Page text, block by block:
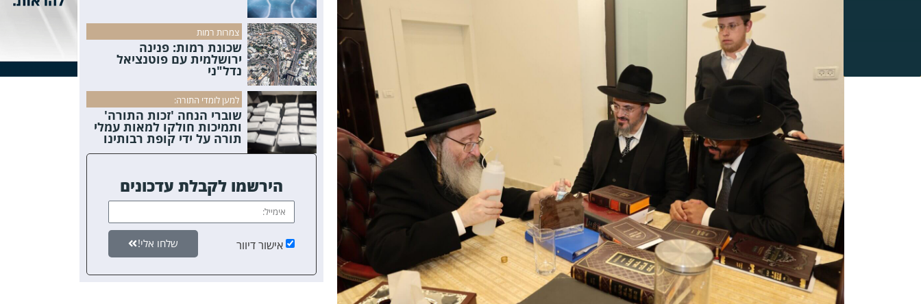
צמרות רמות
שכונת רמות: פנינה
ירושלמית עם פוטנציאל
נדל"ני
למען לומדי התורה:
שוברי הנחה 'זכות התורה'
ותמיכות חולקו למאות עמלי
תורה על ידי קופת רבותינו
הירשמו לקבלת עדכונים
אישור דיוור שלחו אלי!